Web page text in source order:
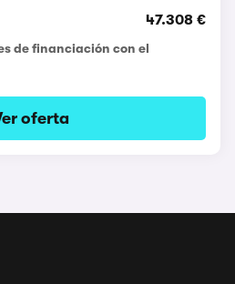
47.308 €
de financiación con el
oferta